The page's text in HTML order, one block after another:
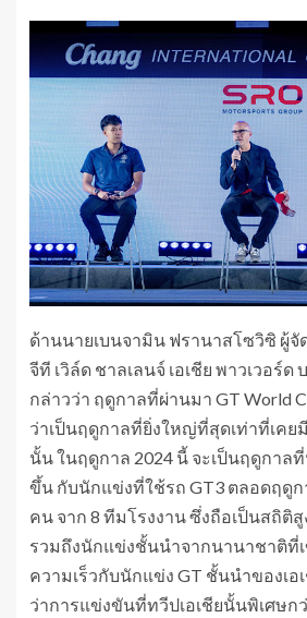
ด้านนายเบนจามิน ฟรานาสโซวิซิ ผู้จั
จีที เวิล์ด ชาลเลนจ์ เอเชีย พาวเวอร์ด
กล่าวว่า ฤดูกาลที่ผ่านมา GT World
ว่าเป็นฤดูกาลที่ยิ่งใหญ่ที่สุดเท่าที่เคย
นั้น ในฤดูกาล 2024 นี้ จะเป็นฤดูกาล
ขึ้น กับนักแข่งที่ใช้รถ GT3 ตลอดฤดู
คน จาก 8 ทีมโรงงาน ซึ่งถือเป็นสถิติ
รวมถึงนักแข่งชั้นนำจากนานาชาติที่
ความเร็วกับนักแข่ง GT ชั้นนำของเอ
ว่าการแข่งขันที่ทวีปเอเชียนั้นพิเศษก